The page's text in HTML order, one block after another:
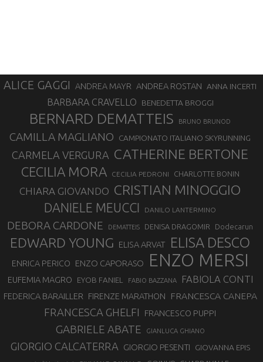
ALICE GAGGI ANDREA MAYR ANDREA ROSTAN ANNA INCERTI
BARBARA CRAVELLO BENEDETTA BROGGI
BERNARD DEMATTEIS BRUNO BRUNOD
CAMILLA MAGLIANO CAMPIONATO ITALIANO SKYRUNNING
CARMELA VERGURA CATHERINE BERTONE
CECILIA MORA CECILIA PEDRONI CHARLOTTE BONIN
CHIARA GIOVANDO CRISTIAN MINOGGIO
DANIELE MEUCCI DANILO LANTERMINO
DEBORA CARDONE DEMATTEIS DENISA DRAGOMIR Dodecarun
EDWARD YOUNG ELISA ARVAT ELISA DESCO
ENRICA PERICO ENZO CAPORASO ENZO MERSI
EUFEMIA MAGRO EYOB FANIEL FABIO BAZZANA FABIOLA CONTI
FEDERICA BARAILLER FIRENZE MARATHON FRANCESCA CANEPA
FRANCESCA GHELFI FRANCESCO PUPPI
GABRIELE ABATE GIANLUCA GHIANO
GIORGIO CALCATERRA GIORGIO PESENTI GIOVANNA EPIS